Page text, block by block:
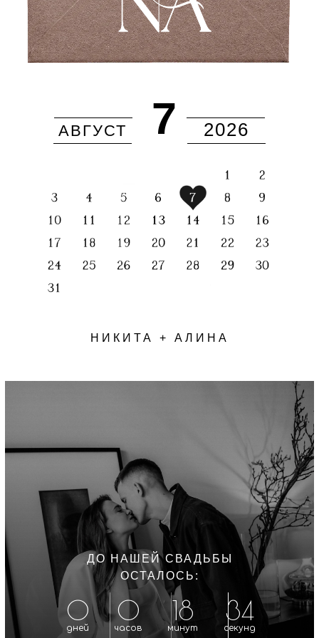
7
НИКИТА + АЛИНА
АВГУСТ 2026
0
дней
0
часов
18
минут
33
секунд
ДО НАШЕЙ СВАДЬБЫ
ОСТАЛОСЬ: